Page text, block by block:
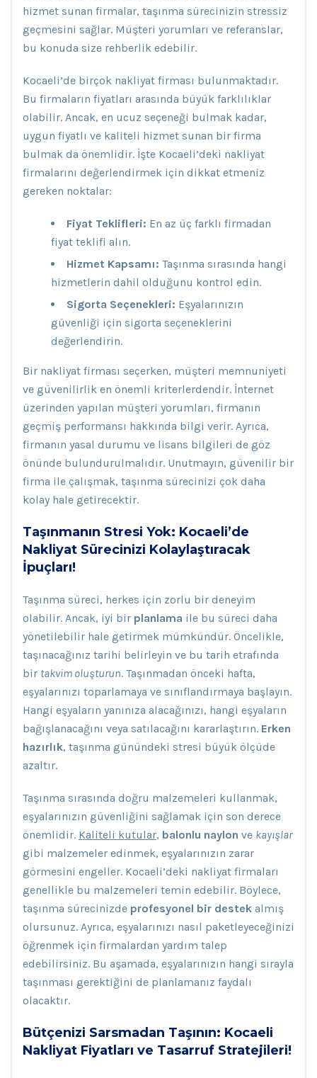
hizmet sunan firmalar, taşınma sürecinizin stressiz
geçmesini sağlar. Müşteri yorumları ve referanslar,
bu konuda size rehberlik edebilir.
Kocaeli’de birçok nakliyat firması bulunmaktadır.
Bu firmaların fiyatları arasında büyük farklılıklar
olabilir. Ancak, en ucuz seçeneği bulmak kadar,
uygun fiyatlı ve kaliteli hizmet sunan bir firma
bulmak da önemlidir. İşte Kocaeli’deki nakliyat
firmalarını değerlendirmek için dikkat etmeniz
gereken noktalar:
Fiyat Teklifleri: En az üç farklı firmadan
fiyat teklifi alın.
Hizmet Kapsamı: Taşınma sırasında hangi
hizmetlerin dahil olduğunu kontrol edin.
Sigorta Seçenekleri: Eşyalarınızın
güvenliği için sigorta seçeneklerini
değerlendirin.
Bir nakliyat firması seçerken, müşteri memnuniyeti
ve güvenilirlik en önemli kriterlerdendir. İnternet
üzerinden yapılan müşteri yorumları, firmanın
geçmiş performansı hakkında bilgi verir. Ayrıca,
firmanın yasal durumu ve lisans bilgileri de göz
önünde bulundurulmalıdır. Unutmayın, güvenilir bir
firma ile çalışmak, taşınma sürecinizi çok daha
kolay hale getirecektir.
Taşınmanın Stresi Yok: Kocaeli’de
Nakliyat Sürecinizi Kolaylaştıracak
İpuçları!
Taşınma süreci, herkes için zorlu bir deneyim
olabilir. Ancak, iyi bir planlama ile bu süreci daha
yönetilebilir hale getirmek mümkündür. Öncelikle,
taşınacağınız tarihi belirleyin ve bu tarih etrafında
bir takvim oluşturun. Taşınmadan önceki hafta,
eşyalarınızı toparlamaya ve sınıflandırmaya başlayın.
Hangi eşyaların yanınıza alacağınızı, hangi eşyaların
bağışlanacağını veya satılacağını kararlaştırın. Erken
hazırlık, taşınma günündeki stresi büyük ölçüde
azaltır.
Taşınma sırasında doğru malzemeleri kullanmak,
eşyalarınızın güvenliğini sağlamak için son derece
önemlidir. Kaliteli kutular, balonlu naylon ve kayışlar
gibi malzemeler edinmek, eşyalarınızın zarar
görmesini engeller. Kocaeli’deki nakliyat firmaları
genellikle bu malzemeleri temin edebilir. Böylece,
taşınma sürecinizde profesyonel bir destek almış
olursunuz. Ayrıca, eşyalarınızı nasıl paketleyeceğinizi
öğrenmek için firmalardan yardım talep
edebilirsiniz. Bu aşamada, eşyalarınızın hangi sırayla
taşınması gerektiğini de planlamanız faydalı
olacaktır.
Bütçenizi Sarsmadan Taşının: Kocaeli
Nakliyat Fiyatları ve Tasarruf Stratejileri!